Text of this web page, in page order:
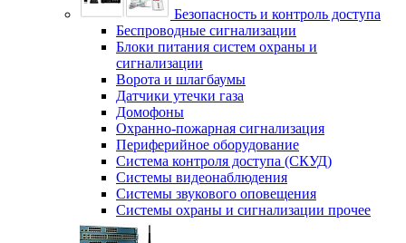
Безопасность и контроль доступа
Беспроводные сигнализации
Блоки питания систем охраны и
сигнализации
Ворота и шлагбаумы
Датчики утечки газа
Домофоны
Охранно-пожарная сигнализация
Периферийное оборудование
Система контроля доступа (СКУД)
Системы видеонаблюдения
Системы звукового оповещения
Системы охраны и сигнализации прочее